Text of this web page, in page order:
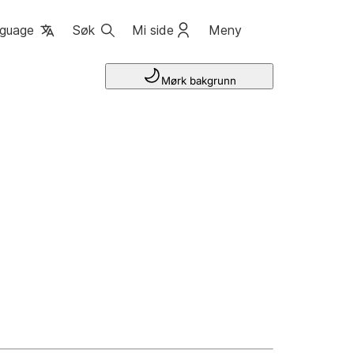
Søk Mi side Meny
Mørk bakgrunn